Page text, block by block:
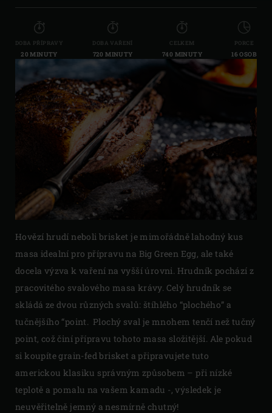
DOBA PŘÍPRAVY
20 MINUTY
DOBA VAŘENÍ
720 MINUTY
CELKEM
740 MINUTY
PORCE
16 OSOB
Hovězí hrudí neboli brisket je mimořádně lahodný kus
masa idealní pro přípravu na Big Green Egg, ale také
docela výzva k vaření na vyšší úrovni. Hrudník pochází z
pracovitého svalového masa krávy. Celý hrudník se
skládá ze dvou různých svalů: štíhlého “plochého” a
tučnějšího “point. Plochý sval je mnohem tenčí než tučný
point, což činí přípravu tohoto masa složitější. Ale pokud
si koupíte grain-fed brisket a připravujete tuto
americkou klasiku správným způsobem – při nízké
teplotě a pomalu na vašem kamadu -, výsledek je
neuvěřitelně jemný a nesmírně chutný!